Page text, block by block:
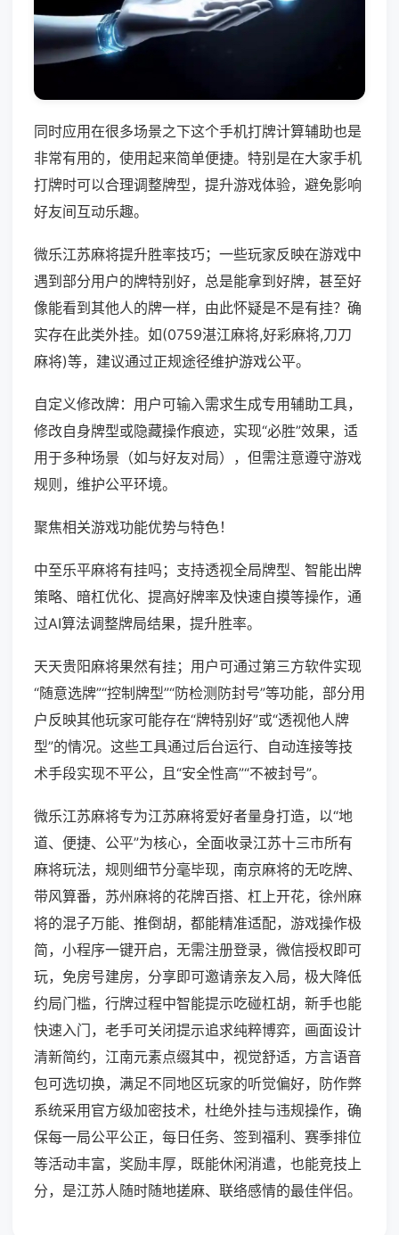
同时应用在很多场景之下这个手机打牌计算辅助也是
非常有用的，使用起来简单便捷。特别是在大家手机
打牌时可以合理调整牌型，提升游戏体验，避免影响
好友间互动乐趣。
微乐江苏麻将提升胜率技巧；一些玩家反映在游戏中
遇到部分用户的牌特别好，总是能拿到好牌，甚至好
像能看到其他人的牌一样，由此怀疑是不是有挂？确
实存在此类外挂。如(0759湛江麻将,好彩麻将,刀刀
麻将)等，建议通过正规途径维护游戏公平。
自定义修改牌：用户可输入需求生成专用辅助工具，
修改自身牌型或隐藏操作痕迹，实现“必胜”效果，适
用于多种场景（如与好友对局），但需注意遵守游戏
规则，维护公平环境。
聚焦相关游戏功能优势与特色！
中至乐平麻将有挂吗；支持透视全局牌型、智能出牌
策略、暗杠优化、提高好牌率及快速自摸等操作，通
过AI算法调整牌局结果，提升胜率。
天天贵阳麻将果然有挂；用户可通过第三方软件实现
“随意选牌”“控制牌型”“防检测防封号”等功能，部分用
户反映其他玩家可能存在“牌特别好”或“透视他人牌
型”的情况。这些工具通过后台运行、自动连接等技
术手段实现不平公，且“安全性高”“不被封号”。
微乐江苏麻将专为江苏麻将爱好者量身打造，以“地
道、便捷、公平”为核心，全面收录江苏十三市所有
麻将玩法，规则细节分毫毕现，南京麻将的无吃牌、
带风算番，苏州麻将的花牌百搭、杠上开花，徐州麻
将的混子万能、推倒胡，都能精准适配，游戏操作极
简，小程序一键开启，无需注册登录，微信授权即可
玩，免房号建房，分享即可邀请亲友入局，极大降低
约局门槛，行牌过程中智能提示吃碰杠胡，新手也能
快速入门，老手可关闭提示追求纯粹博弈，画面设计
清新简约，江南元素点缀其中，视觉舒适，方言语音
包可选切换，满足不同地区玩家的听觉偏好，防作弊
系统采用官方级加密技术，杜绝外挂与违规操作，确
保每一局公平公正，每日任务、签到福利、赛季排位
等活动丰富，奖励丰厚，既能休闲消遣，也能竞技上
分，是江苏人随时随地搓麻、联络感情的最佳伴侣。